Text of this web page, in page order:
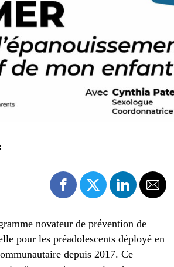
novateur de prévention de
pour les préadolescents déployé en
depuis 2017. Ce